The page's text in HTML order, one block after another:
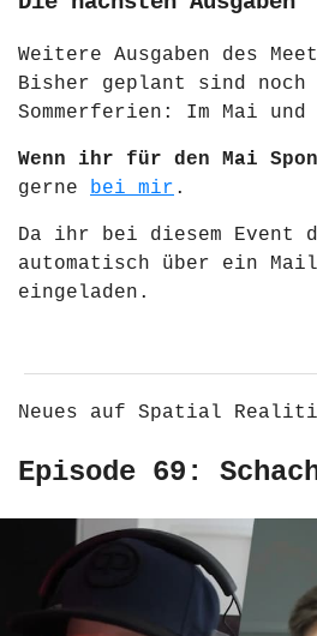
Weitere Ausgaben des
Bisher geplant sind noch
Sommerferien: Im Mai
Wenn ihr für den Mai
gerne bei mir .
Da ihr bei diesem Event
automatisch über ein
eingeladen.
Neues auf Spatial
Episode 69: